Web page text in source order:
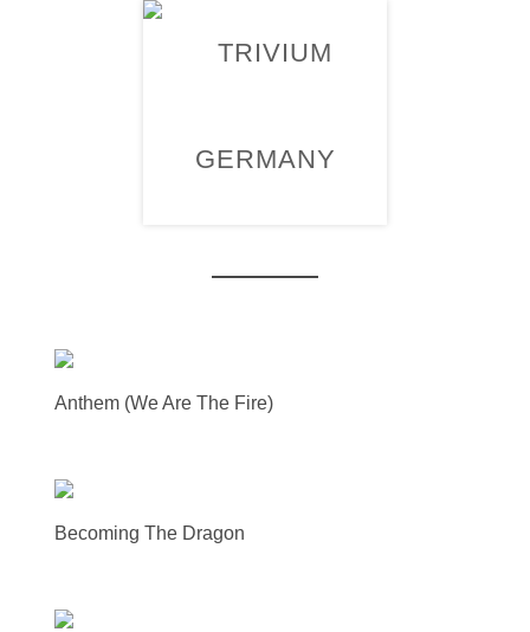
Anthem (We Are The Fire)
Becoming The Dragon